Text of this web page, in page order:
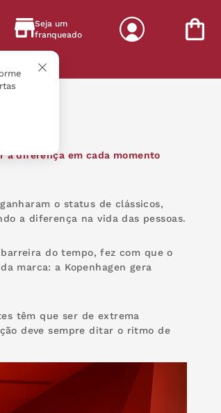
Seja um
franqueado
a diferença em cada momento
o status de clássicos,
a diferença na vida das pessoas.
do tempo, fez com que o
marca: a Kopenhagen gera
têm que ser de extrema
deve sempre ditar o ritmo de